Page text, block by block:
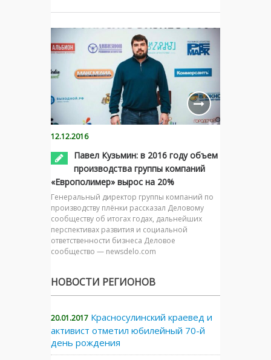
12.12.2016
Павел Кузьмин: в 2016 году объем
производства группы компаний
«Европолимер» вырос на 20%
Генеральный директор группы компаний по
производству плёнки рассказал Деловому
сообществу об итогах годах, дальнейших
перспективах развития и социальной
ответственности бизнеса Деловое
сообщество — newsdelo.com
НОВОСТИ РЕГИОНОВ
20.01.2017 Красносулинский краевед и
активист отметил юбилейный 70-й
день рождения